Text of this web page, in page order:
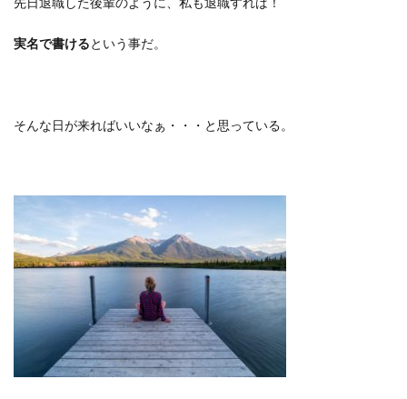
実名で書けるという事だ。
そんな日が来ればいいなぁ・・・と思っている。